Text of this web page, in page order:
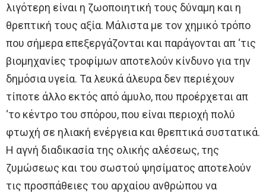
λιγότερη είναι η ζωοποιητική τους δύναμη και η
θρεπτική τους αξία. Μάλιστα με τον χημικό τρόπο
που σήμερα επεξεργάζονται και παράγονται απ ‘τις
βιομηχανίες τροφίμων αποτελούν κίνδυνο για την
δημόσια υγεία. Τα λευκά άλευρα δεν περιέχουν
τίποτε άλλο εκτός από άμυλο, που προέρχεται απ
‘το κέντρο του σπόρου, που είναι περιοχή πολύ
φτωχή σε ηλιακή ενέργεια και θρεπτικά συστατικά.
Η αγνή διαδικασία της ολικής αλέσεως, της
ζυμώσεως και του σωστού ψησίματος αποτελούν
τις προσπάθειες του αρχαίου ανθρώπου να